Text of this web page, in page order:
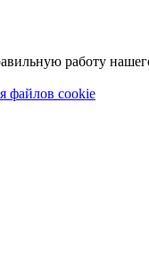
работу
файлов cookie